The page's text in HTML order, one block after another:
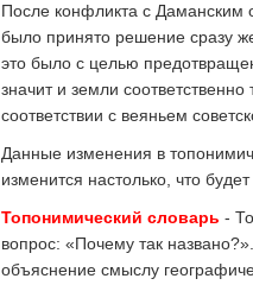
После конфликта с Даманским
было принято решение сразу
это было с целью
значит и земли
соответствии с веяньем
Данные изменения в
изменится настолько, что
Топонимический словарь -
вопрос: «Почему так
объяснение смыслу